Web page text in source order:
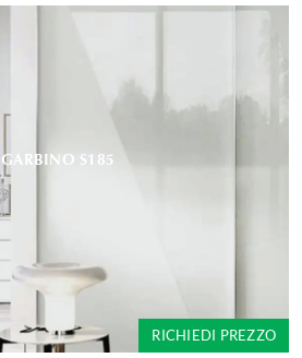
GARBINO S185
RICHIEDI PREZZO